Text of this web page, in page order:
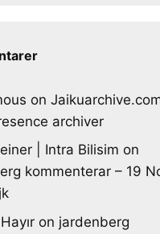
on
archiver
| Intra Bilisim on
kommenterar – 19
on jardenberg